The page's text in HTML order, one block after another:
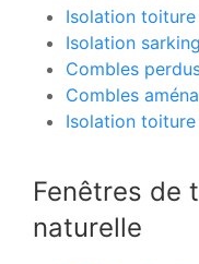
Isolation toiture
Isolation sarking
Combles
Combles
Isolation
Fenêtres de
naturelle